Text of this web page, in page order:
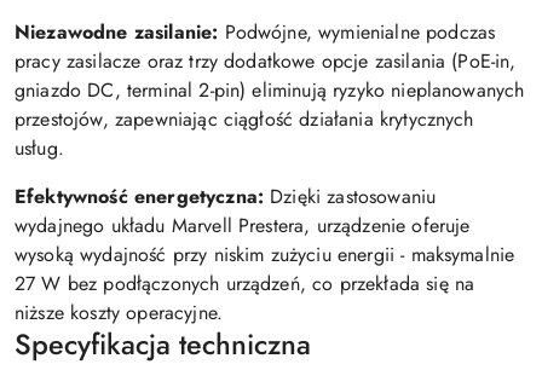
Niezawodne zasilanie: Podwójne, wymienialne podczas
pracy zasilacze oraz trzy dodatkowe opcje zasilania (PoE-in,
gniazdo DC, terminal 2-pin) eliminują ryzyko nieplanowanych
przestojów, zapewniając ciągłość działania krytycznych
usług.
Efektywność energetyczna: Dzięki zastosowaniu
wydajnego układu Marvell Prestera, urządzenie oferuje
wysoką wydajność przy niskim zużyciu energii - maksymalnie
27 W bez podłączonych urządzeń, co przekłada się na
niższe koszty operacyjne.
Specyfikacja techniczna